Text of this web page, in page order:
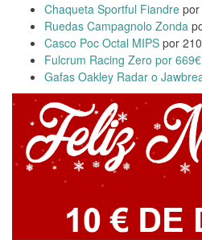
Chaqueta Sportful Fiandre
Ruedas Campagnolo Zonda
Casco Poc Octal MIPS por
Fulcrum Racing Zero por 669€
Gafas Oakley Radar o